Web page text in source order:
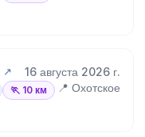
16 августа 2026 г.
🏃 10 км 📍 Охотское